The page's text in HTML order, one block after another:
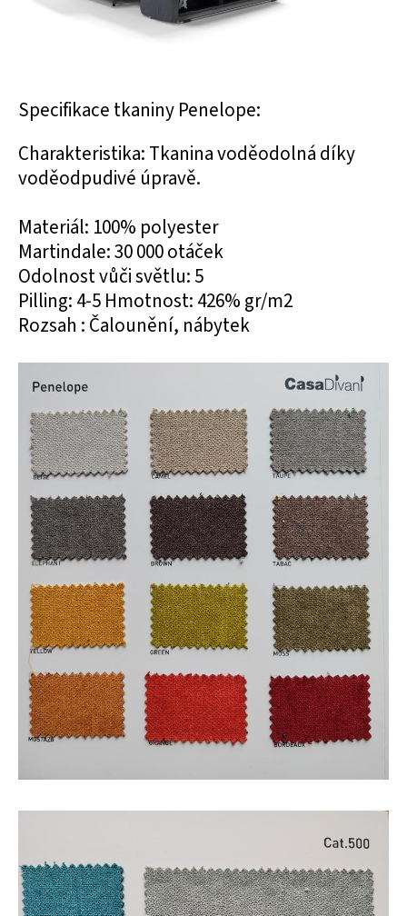
Specifikace tkaniny Penelope:
Charakteristika: Tkanina voděodolná díky
voděodpudivé úpravě.
Materiál: 100% polyester
Martindale: 30 000 otáček
Odolnost vůči světlu: 5
Pilling: 4-5 Hmotnost: 426% gr/m2
Rozsah : Čalounění, nábytek